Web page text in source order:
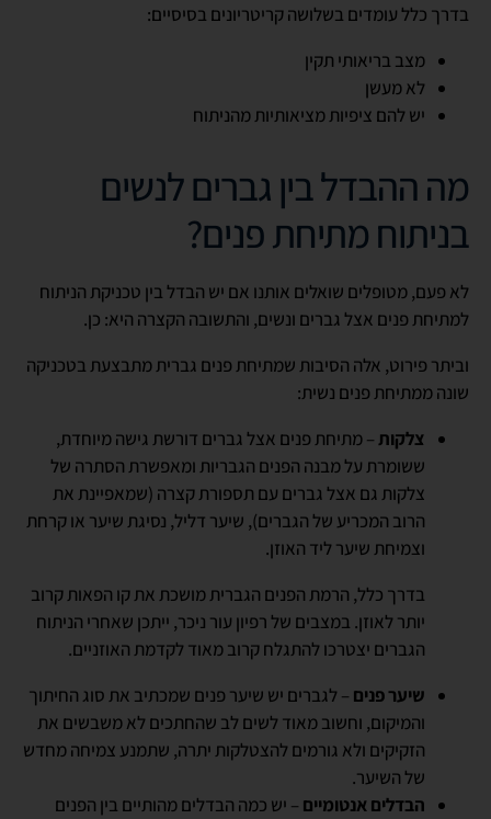
בדרך כלל עומדים בשלושה קריטריונים בסיסיים:
מצב בריאותי תקין
לא מעשן
יש להם ציפיות מציאותיות מהניתוח
מה ההבדל בין גברים לנשים
בניתוח מתיחת פנים?
לא פעם, מטופלים שואלים אותנו אם יש הבדל בין טכניקת הניתוח
למתיחת פנים אצל גברים ונשים, והתשובה הקצרה היא: כן.
וביתר פירוט, אלה הסיבות שמתיחת פנים גברית מתבצעת בטכניקה
שונה ממתיחת פנים נשית:
צלקות– מתיחת פנים אצל גברים דורשת גישה מיוחדת,
ששומרת על מבנה הפנים הגבריות ומאפשרת הסתרה של
צלקות גם אצל גברים עם תספורת קצרה (שמאפיינת את
הרוב המכריע של הגברים), שיער דליל, נסיגת שיער או קרחת
וצמיחת שיער ליד האוזן.
בדרך כלל, הרמת הפנים הגברית מושכת את קו הפאות קרוב
יותר לאוזן. במצבים של רפיון עור ניכר, ייתכן שאחרי הניתוח
הגברים יצטרכו להתגלח קרוב מאוד לקדמת האוזניים.
שיער פנים – לגברים יש שיער פנים שמכתיב את סוג החיתוך
והמיקום, וחשוב מאוד לשים לב שהחתכים לא משבשים את
הזקיקים ולא גורמים להצטלקות יתרה, שתמנע צמיחה מחדש
של השיער.
הבדלים אנטומיים – יש כמה הבדלים מהותיים בין הפנים